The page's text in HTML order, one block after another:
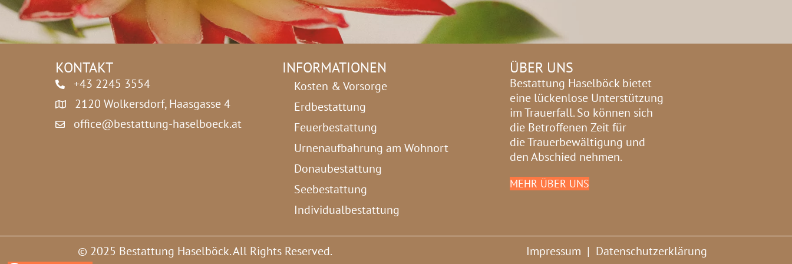
e
f
o
n
m
e
e
z
*
KONTAKT
+43 2245 3554
2120 Wolkersdorf, Haasgasse 4
office@bestattung-haselboeck.at
INFORMATIONEN
Kosten & Vorsorge
Erdbestattung
Feuerbestattung
Urnenaufbahrung am Wohnort
Donaubestattung
Seebestattung
Individualbestattung
ÜBER UNS
Bestattung Haselböck bietet
eine lückenlose Unterstützung
im Trauerfall. So können sich
die Betroffenen Zeit für
die Trauerbewältigung und
den Abschied nehmen.
MEHR ÜBER UNS
© 2025 Bestattung Haselböck. All Rights Reserved. Impressum | Datenschutzerklärung